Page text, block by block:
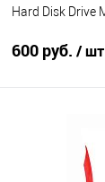
Hard Disk Drive
600 руб. / шт
Купить в 1 клик